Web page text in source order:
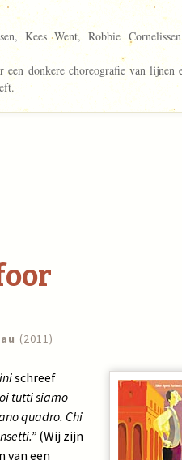
Kees Went, Robbie
donkere choreografie van lijnen
(2011)
schreef
tutti siamo
quadro. Chi
(Wij zijn
van een